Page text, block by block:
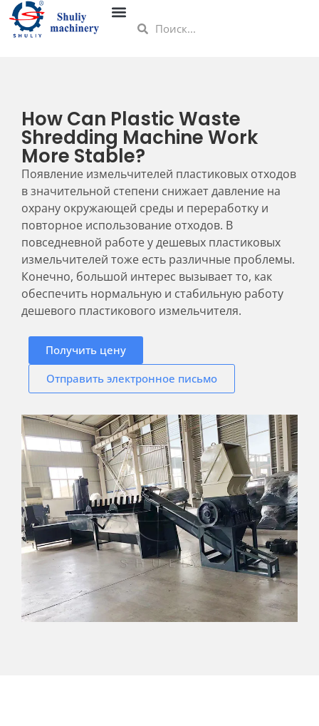
How Can Plastic Waste
Shredding Machine Work
More Stable?
Появление измельчителей пластиковых отходов
в значительной степени снижает давление на
охрану окружающей среды и переработку и
повторное использование отходов. В
повседневной работе у дешевых пластиковых
измельчителей тоже есть различные проблемы.
Конечно, большой интерес вызывает то, как
обеспечить нормальную и стабильную работу
дешевого пластикового измельчителя.
Получить цену
Отправить электронное письмо